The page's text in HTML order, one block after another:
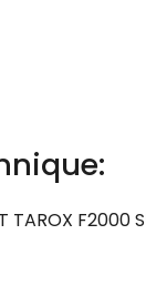
TAROX